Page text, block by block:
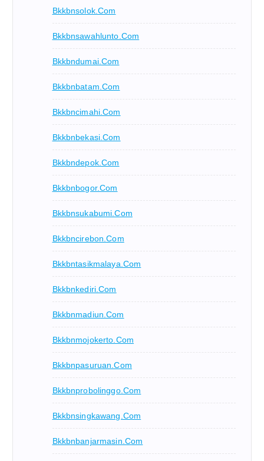
Bkkbnsolok.com
Bkkbnsawahlunto.com
Bkkbndumai.com
Bkkbnbatam.com
Bkkbncimahi.com
Bkkbnbekasi.com
Bkkbndepok.com
Bkkbnbogor.com
Bkkbnsukabumi.com
Bkkbncirebon.com
Bkkbntasikmalaya.com
Bkkbnkediri.com
Bkkbnmadiun.com
Bkkbnmojokerto.com
Bkkbnpasuruan.com
Bkkbnprobolinggo.com
Bkkbnsingkawang.com
Bkkbnbanjarmasin.com